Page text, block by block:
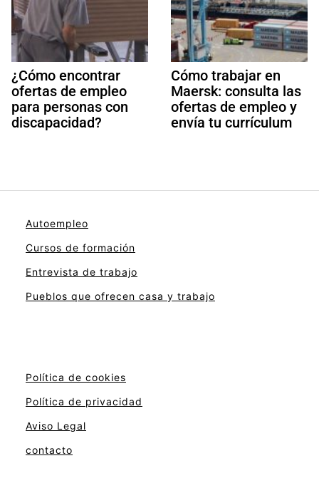
¿Cómo encontrar
ofertas de empleo
para personas con
discapacidad?
Cómo trabajar en
Maersk: consulta las
ofertas de empleo y
envía tu currículum
Autoempleo
Cursos de formación
Entrevista de trabajo
Pueblos que ofrecen casa y trabajo
Política de cookies
Política de privacidad
Aviso Legal
contacto